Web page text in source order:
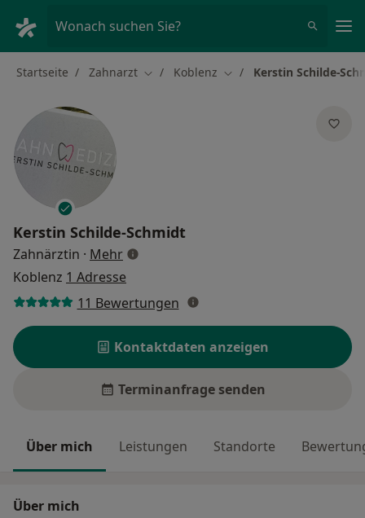
Wonach suchen Sie?
Startseite Zahnarzt Stadt ändern
Koblenz Stadt ändern
Kerstin Schilde-
Kerstin Schilde-Schmidt
Zahnärztin · Mehrüber Spezialisierungen
Koblenz 1 Adresse
11 Bewertungen
Kontaktdaten anzeigen
Terminanfrage senden
Über mich Leistungen Standorte
Über mich